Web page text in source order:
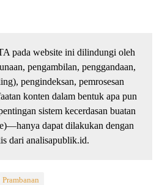
pada website ini dilindungi oleh
pengambilan, penggandaan,
pengindeksan, pemrosesan
konten dalam bentuk apa pun
sistem kecerdasan buatan
dapat dilakukan dengan
dari analisapublik.id.
Prambanan